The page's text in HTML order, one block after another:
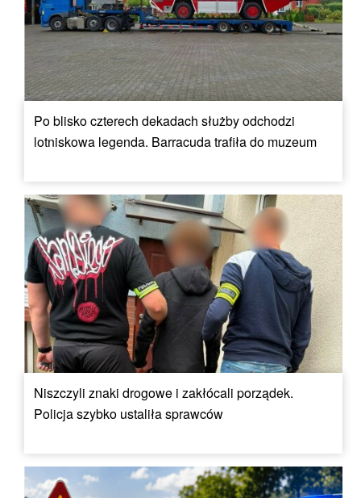
Po blisko czterech dekadach służby odchodzi
lotniskowa legenda. Barracuda trafiła do muzeum
Niszczyli znaki drogowe i zakłócali porządek.
Policja szybko ustaliła sprawców